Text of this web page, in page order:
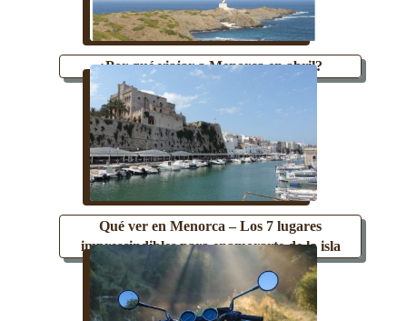
¿Por qué viajar a Menorca en abril?
Qué ver en Menorca – Los 7 lugares
imprescindibles para enamorarte de la isla